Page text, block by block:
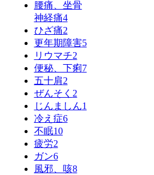
腰痛、坐骨
神経痛4
ひざ痛2
更年期障害5
リウマチ2
便秘、下痢7
五十肩2
ぜんそく 2
じんましん1
冷え症6
不眠10
疲労2
ガン6
風邪、咳8